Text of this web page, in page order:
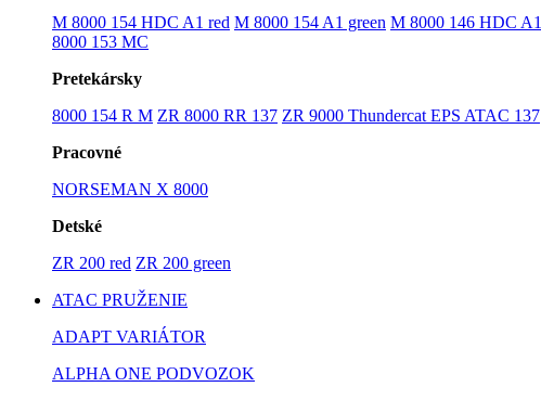
M 8000 154 HDC A1 red M 8000 154 A1 green M 8000 146 HDC A1
8000 153 MC
Pretekársky
8000 154 R M ZR 8000 RR 137 ZR 9000 Thundercat EPS ATAC 137
Pracovné
NORSEMAN X 8000
Detské
ZR 200 red ZR 200 green
ATAC PRUŽENIE
ADAPT VARIÁTOR
ALPHA ONE PODVOZOK